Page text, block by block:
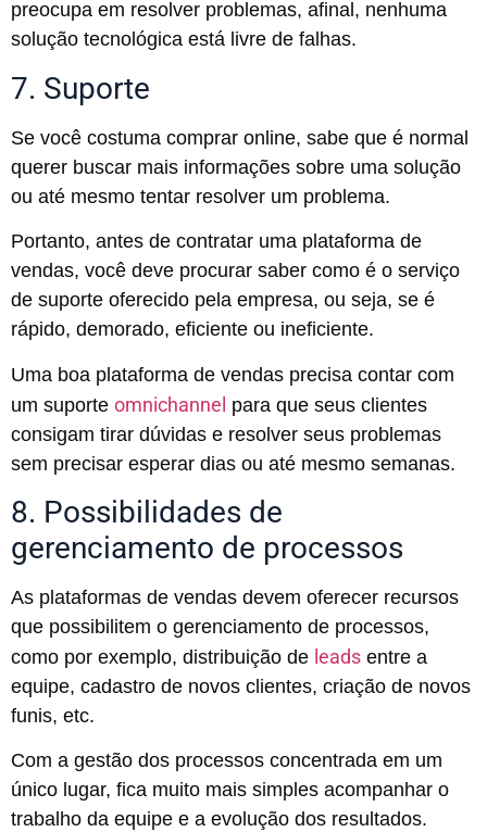
preocupa em resolver problemas, afinal, nenhuma
solução tecnológica está livre de falhas.
7. Suporte
Se você costuma comprar online, sabe que é normal
querer buscar mais informações sobre uma solução
ou até mesmo tentar resolver um problema.
Portanto, antes de contratar uma plataforma de
vendas, você deve procurar saber como é o serviço
de suporte oferecido pela empresa, ou seja, se é
rápido, demorado, eficiente ou ineficiente.
Uma boa plataforma de vendas precisa contar com
um suporte omnichannel para que seus clientes
consigam tirar dúvidas e resolver seus problemas
sem precisar esperar dias ou até mesmo semanas.
8. Possibilidades de
gerenciamento de processos
As plataformas de vendas devem oferecer recursos
que possibilitem o gerenciamento de processos,
como por exemplo, distribuição de leads entre a
equipe, cadastro de novos clientes, criação de novos
funis, etc.
Com a gestão dos processos concentrada em um
único lugar, fica muito mais simples acompanhar o
trabalho da equipe e a evolução dos resultados.